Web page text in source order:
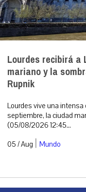
Lourdes recibirá a
mariano y la
Rupnik
Lourdes vive una
septiembre, la ciudad
(05/08/2026 12:45...
05 / Aug | Mundo